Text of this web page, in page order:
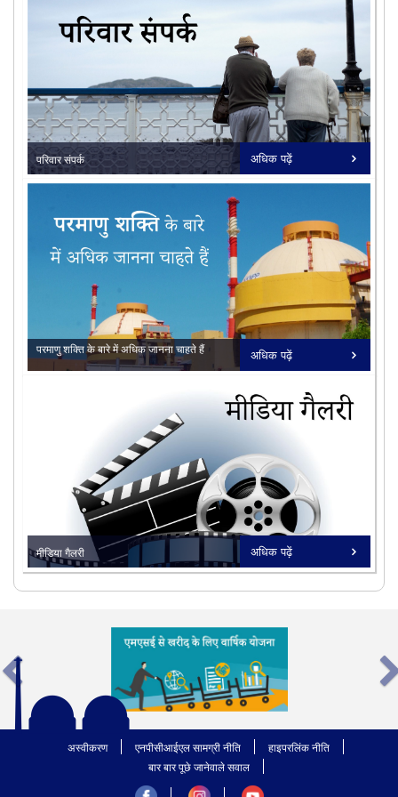
11/02/2026प्रेस विज्ञप्ति - रापविप -7, अब 700 मेगावाट
पर प्रचालन ...
18/11/2025प्रेस विज्ञप्ति - एनपीसीआईएल ने महाराष्ट्र
राज्य विद्यु...
16/07/2026 कुडनकुलम न्यूक्लियर विद्युत परियोजना
(केकेएनपीपी) के सं...
16/06/2026कुडनकुलम परमाणु विद्युत परियोजना इकाई -
undefined
18/08/2025भारत की परमाणु प्रगति का नया अध्याय।
22/07/2024जीएचएवीपी टाउनशिप मे पहला शहरी वानिकी
कार्यान्वयन।
undefined
सभी देखें
परिवार संपर्क अधिक पढ़ें
परमाणु शक्ति के बारे में अधिक जानना चाहते हैं अधिक पढ़ें
मीडिया गैलरी अधिक पढ़ें
अस्वीकरण एनपीसीआईएल सामग्री नीति
हाइपरलिंक नीति
बार बार पूछे जानेवाले सवाल